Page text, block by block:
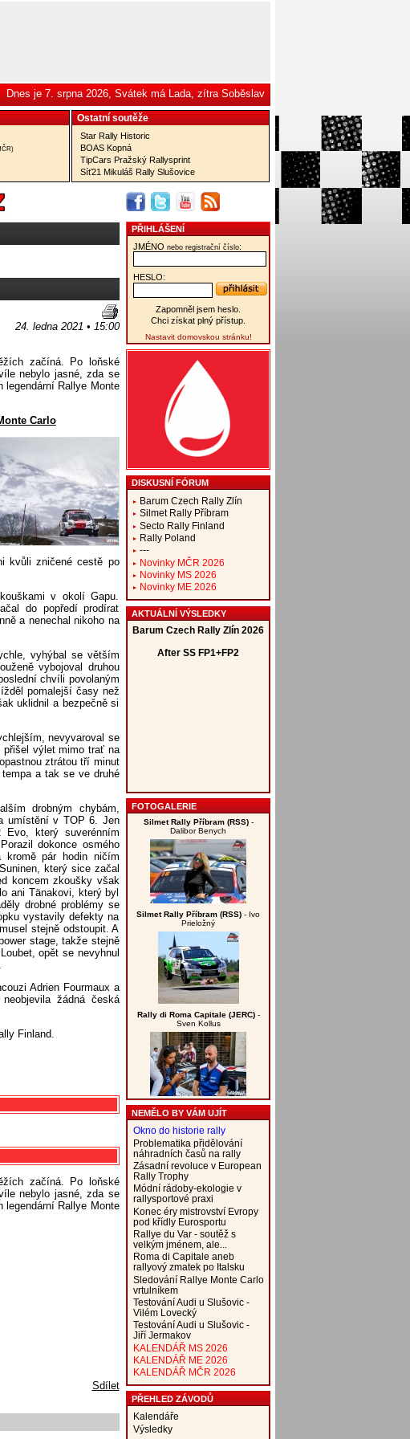
Dnes je 7. srpna 2026, Svátek má Lada, zítra Soběslav
Ostatní­ soutěže
Star Rally Historic
BOAS Kopná
TipCars Pražský Rallysprint
Síť21 Mikuláš Rally Slušovice
24. ledna 2021 • 15:00
začíná. Po loňské
nebylo jasné, zda se
legendární Rallye Monte
Carlo
kvůli zničené cestě po
v okolí Gapu.
do popředí prodírat
a nenechal nikoho na
vyhýbal se větším
vybojoval druhou
chvíli povolaným
pomalejší časy než
uklidnil a bezpečně si
nevyvaroval se
přišel výlet mimo trať na
ztrátou tří minut
a tak se ve druhé
drobným chybám,
umístění v TOP 6. Jen
Evo, který suverénním
dokonce osmého
kromě pár hodin ničím
který sice začal
koncem zkoušky však
ani Tänakovi, který byl
drobné problémy se
vystavily defekty na
stejně odstoupit. A
stage, takže stejně
opět se nevyhnul
Adrien Fourmaux a
žádná česká
Finland.
začíná. Po loňské
nebylo jasné, zda se
legendární Rallye Monte
Sdílet
PŘIHLÁŠENÍ
JMÉNO nebo registrační číslo:
HESLO:
Zapomněl jsem heslo.
Chci získat plný přístup.
Nastavit domovskou stránku!
DISKUSNÍ FÓRUM
Barum Czech Rally Zlín
Silmet Rally Příbram
Secto Rally Finland
Rally Poland
---
Novinky MČR 2026
Novinky MS 2026
Novinky ME 2026
AKTUÁLNÍ VÝSLEDKY
FOTOGALERIE
Silmet Rally Příbram (RSS)-
Dalibor Benych
Silmet Rally Příbram (RSS) - Ivo
Prieložný
Rally di Roma Capitale (JERC)-
Sven Kollus
NEMĚLO BY VÁM UJÍT
Okno do historie rally
Problematika přidělování
náhradních časů na rally
Zásadní revoluce v European
Rally Trophy
Módní rádoby-ekologie v
rallysportové praxi
Konec éry mistrovství Evropy
pod křídly Eurosportu
Rallye du Var - soutěž s
velkým jménem, ale...
Roma di Capitale aneb
rallyový zmatek po Italsku
Sledování Rallye Monte Carlo
vrtulníkem
Testování Audi u Slušovic -
Vilém Lovecký
Testování Audi u Slušovic -
Jiří Jermakov
KALENDÁŘ MS 2026
KALENDÁŘ ME 2026
KALENDÁŘ MČR 2026
PŘEHLED ZÁVODŮ
Kalendáře
Výsledky